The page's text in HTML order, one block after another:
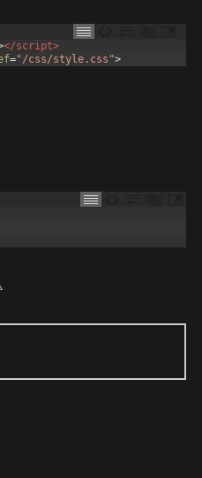
</script>
="/css/style.css">